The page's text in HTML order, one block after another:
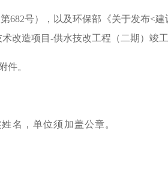
682号），以及环保部《关于发布<建
改造项目 -供水技改工程（二期） 竣
件。
名，单位须加盖公章。